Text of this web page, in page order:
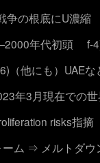
争の根底にU濃縮
年代初頭
f-
（他にも）UAEな
年3月現在での
risks指摘
ーム ⇒ メルトダウ